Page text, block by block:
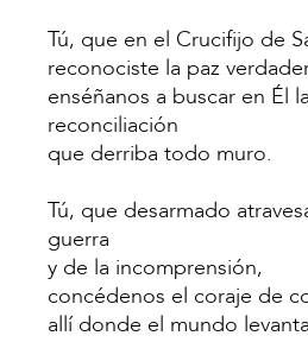
Tú, que en el Crucifijo de
reconociste la paz
enséñanos a buscar en Él
reconciliación
que derriba todo muro.
Tú, que desarmado
guerra
y de la incomprensión,
concédenos el coraje de
allí donde el mundo